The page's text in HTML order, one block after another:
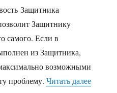
Защитника
Защитнику
самого. Если в
из Защитника,
возможными
проблему. Читать далее